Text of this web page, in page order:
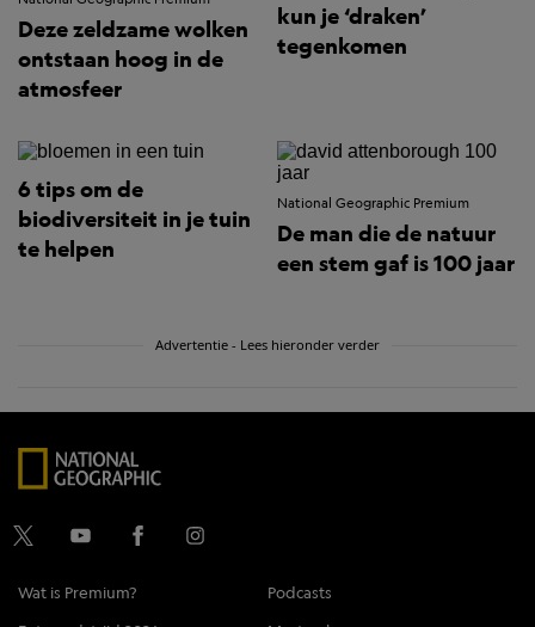
Deze zeldzame wolken
ontstaan hoog in de
atmosfeer
kun je ‘draken’
tegenkomen
6 tips om de
biodiversiteit in je tuin
te helpen
National Geographic Premium
De man die de natuur
een stem gaf is 100 jaar
Advertentie - Lees hieronder verder
Wat is Premium?
Podcasts